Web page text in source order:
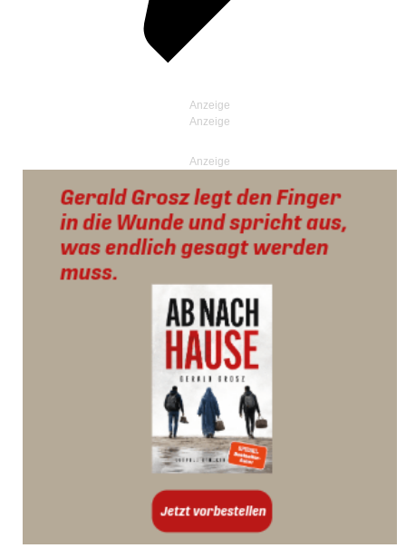
Anzeige